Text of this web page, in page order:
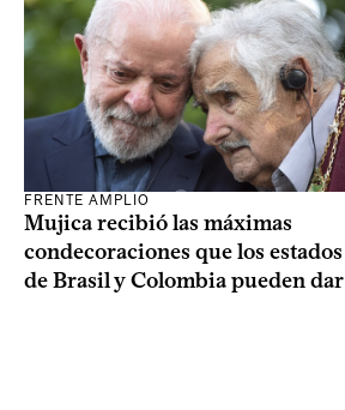
FRENTE AMPLIO
Mujica recibió las máximas
condecoraciones que los estados
de Brasil y Colombia pueden dar